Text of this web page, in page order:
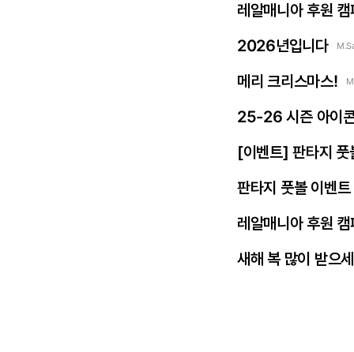
레알매니아 후원
2026년입니다
메리 크리스마스!
25-26 시즌 아이
[이벤트] 판타지 풋
판타지 풋볼 이벤
레알매니아 후원
새해 복 많이 받으